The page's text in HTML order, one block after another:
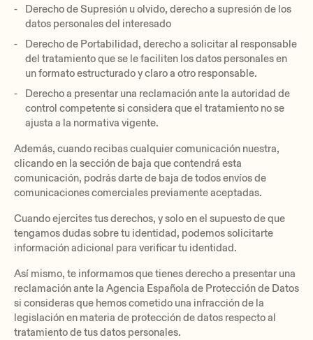
Derecho de Supresión u olvido, derecho a supresión de los
datos personales del interesado
Derecho de Portabilidad, derecho a solicitar al responsable
del tratamiento que se le faciliten los datos personales en
un formato estructurado y claro a otro responsable.
Derecho a presentar una reclamación ante la autoridad de
control competente si considera que el tratamiento no se
ajusta a la normativa vigente.
Además, cuando recibas cualquier comunicación nuestra,
clicando en la sección de baja que contendrá esta
comunicación, podrás darte de baja de todos envíos de
comunicaciones comerciales previamente aceptadas.
Cuando ejercites tus derechos, y solo en el supuesto de que
tengamos dudas sobre tu identidad, podemos solicitarte
información adicional para verificar tu identidad.
Así mismo, te informamos que tienes derecho a presentar una
reclamación ante la Agencia Española de Protección de Datos
si consideras que hemos cometido una infracción de la
legislación en materia de protección de datos respecto al
tratamiento de tus datos personales.